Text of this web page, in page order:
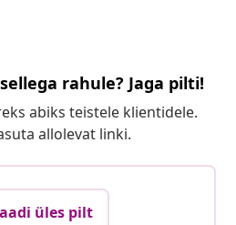
rahule? Jaga pilti!
abiks teistele klientidele.
allolevat linki.
üles pilt